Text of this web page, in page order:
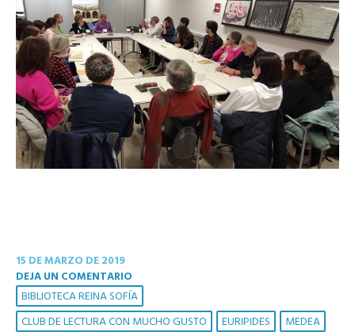
15 DE MARZO DE 2019
DEJA UN COMENTARIO
BIBLIOTECA REINA SOFÍA
CLUB DE LECTURA CON MUCHO GUSTO
EURIPIDES
MEDEA